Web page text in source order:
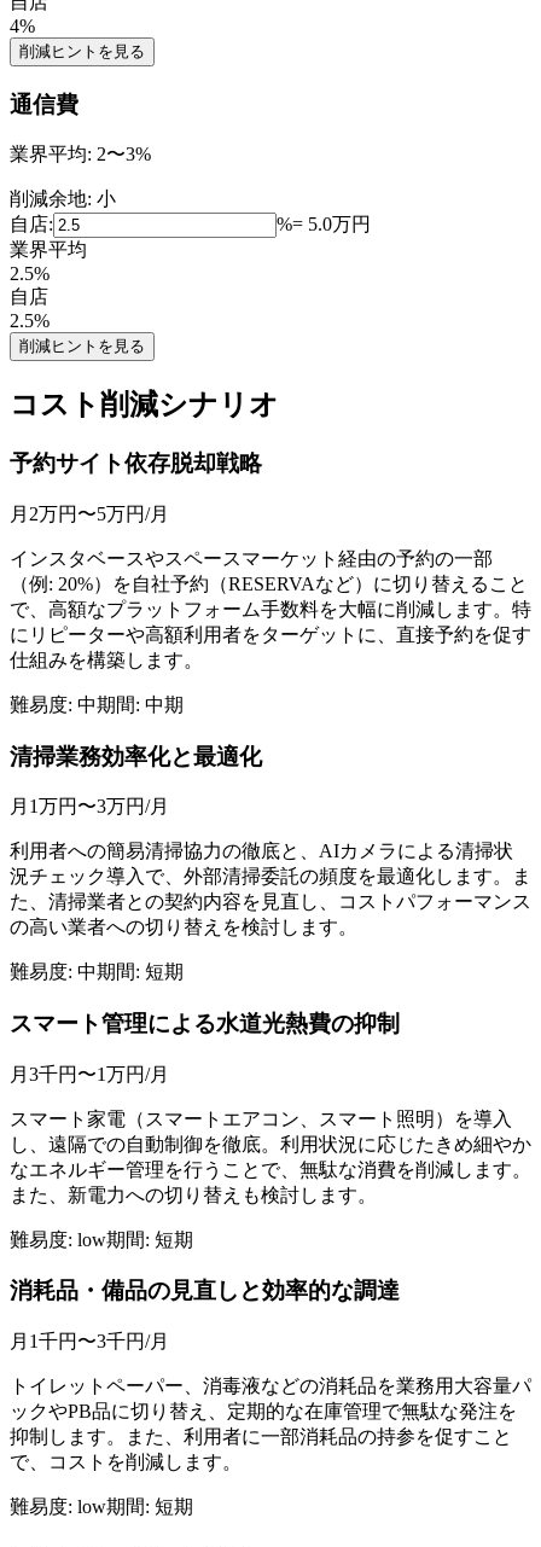
4%
削減ヒントを見る
通信費
業界平均: 2〜3%
削減余地: 小
自店:
%= 5.0万円
業界平均
2.5%
自店
2.5%
削減ヒントを見る
コスト削減シナリオ
予約サイト依存脱却戦略
月2万円〜5万円/月
インスタベースやスペースマーケット経由の予約の一部
（例: 20%）を自社予約（RESERVAなど）に切り替えること
で、高額なプラットフォーム手数料を大幅に削減します。特
にリピーターや高額利用者をターゲットに、直接予約を促す
仕組みを構築します。
難易度: 中期間: 中期
清掃業務効率化と最適化
月1万円〜3万円/月
利用者への簡易清掃協力の徹底と、AIカメラによる清掃状
況チェック導入で、外部清掃委託の頻度を最適化します。ま
た、清掃業者との契約内容を見直し、コストパフォーマンス
の高い業者への切り替えを検討します。
難易度: 中期間: 短期
スマート管理による水道光熱費の抑制
月3千円〜1万円/月
スマート家電（スマートエアコン、スマート照明）を導入
し、遠隔での自動制御を徹底。利用状況に応じたきめ細やか
なエネルギー管理を行うことで、無駄な消費を削減します。
また、新電力への切り替えも検討します。
難易度: low期間: 短期
消耗品・備品の見直しと効率的な調達
月1千円〜3千円/月
トイレットペーパー、消毒液などの消耗品を業務用大容量パ
ックやPB品に切り替え、定期的な在庫管理で無駄な発注を
抑制します。また、利用者に一部消耗品の持参を促すこと
で、コストを削減します。
難易度: low期間: 短期